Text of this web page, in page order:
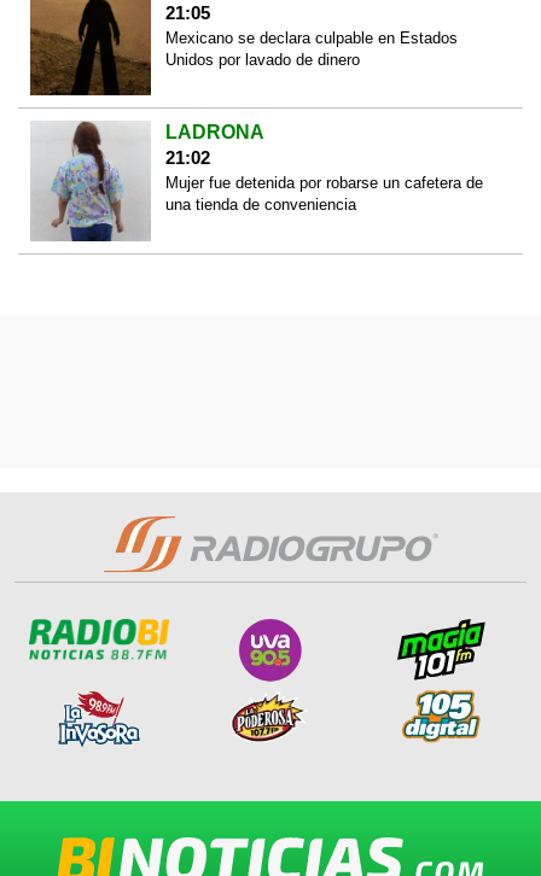
21:05
Mexicano se declara culpable en Estados
Unidos por lavado de dinero
LADRONA
21:02
Mujer fue detenida por robarse un cafetera de
una tienda de conveniencia